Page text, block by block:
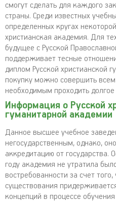
смогут сделать для каждого
страны. Среди известных
определенных кругах
христианская академия. Для
будущее с Русской
поддерживает тесные
диплом Русской христианской
покупку можно совершить
необходимым проходить
Информация о Русской
гуманитарной академии
Данное высшее учебное
негосударственным, однако,
аккредитацию от государства.
году академия не утратила
востребованности за счет
существования
концепций в процессе